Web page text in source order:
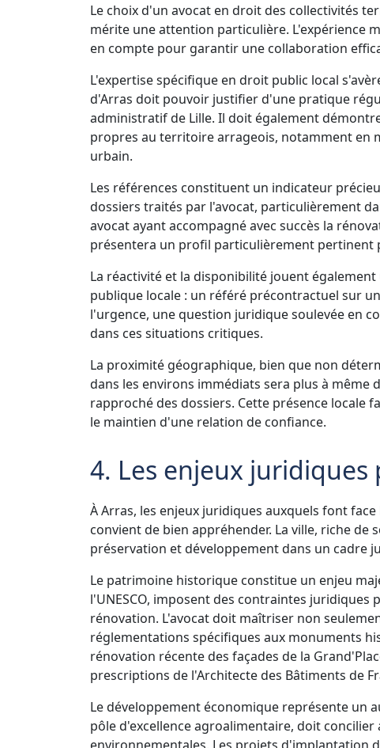
Le choix d'un avocat en droit des collectivités
mérite une attention particulière. L'expérience
en compte pour garantir une collaboration
L'expertise spécifique en droit public local
d'Arras doit pouvoir justifier d'une pratique
administratif de Lille. Il doit également
propres au territoire arrageois, notamment en
urbain.
Les références constituent un indicateur
dossiers traités par l'avocat, particulièrement
avocat ayant accompagné avec succès la
présentera un profil particulièrement pertinent
La réactivité et la disponibilité jouent
publique locale : un référé précontractuel sur
l'urgence, une question juridique soulevée en
dans ces situations critiques.
La proximité géographique, bien que non
dans les environs immédiats sera plus à
rapproché des dossiers. Cette présence locale
le maintien d'une relation de confiance.
4. Les enjeux juridiques
À Arras, les enjeux juridiques auxquels font
convient de bien appréhender. La ville, riche
préservation et développement dans un cadre
Le patrimoine historique constitue un enjeu
l'UNESCO, imposent des contraintes
rénovation. L'avocat doit maîtriser non
réglementations spécifiques aux monuments
rénovation récente des façades de la
prescriptions de l'Architecte des Bâtiments de
Le développement économique représente un
pôle d'excellence agroalimentaire, doit